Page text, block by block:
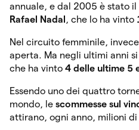
annuale, e dal 2005 è stato
Rafael Nadal , che lo ha vinto
Nel circuito femminile,
aperta. Ma negli ultimi anni
che ha vinto 4 delle ultime 5
Essendo uno dei quattro
mondo, le scommesse sul
attirano, ogni anno, milioni